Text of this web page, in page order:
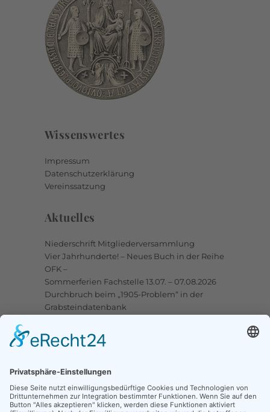
Wissenswertes
Impressum
Datenschutzerklärung
Vereinssatzung
Aktuelles
Niederschrift Mitgliederversammlung
Vier Jahrhunderte! – Neues Buch in der Reihe
OFK –
Sommerferien Fachstelle 13.07. – 07.08.2026
Durchbruch beim „1905-Problem“ in der
Grabsteindatenbank
Facebook
Ortssippenbücher-Online
Grabsteindatenbank